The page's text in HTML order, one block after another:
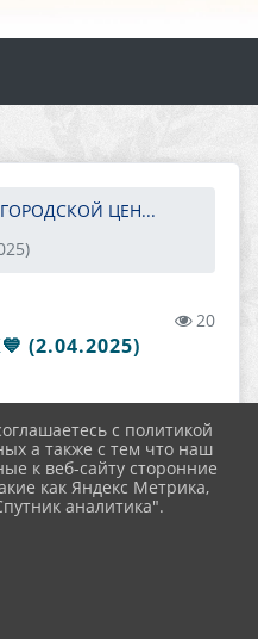
ЦЕН...
20
(2.04.2025)
с политикой
а также с тем что наш
к веб-сайту сторонние
как Яндекс Метрика,
аналитика".